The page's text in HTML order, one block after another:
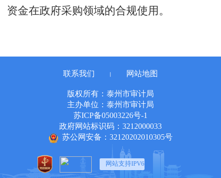
资金在政府采购领域的合规使用。
联系我们 网站地图
版权所有：泰州市审计局
主办单位：泰州市审计局
苏ICP备05003226号-1
政府网站标识码：3212000033
苏公网安备：32120202010305号
网站支持IPV6